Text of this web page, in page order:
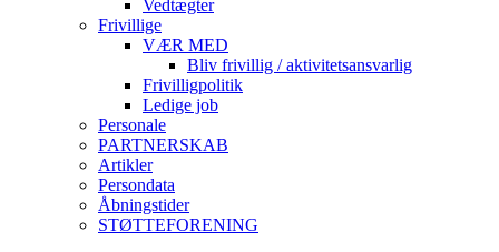
Vedtægter
Frivillige
VÆR MED
Bliv frivillig / aktivitetsansvarlig
Frivilligpolitik
Ledige job
Personale
PARTNERSKAB
Artikler
Persondata
Åbningstider
STØTTEFORENING